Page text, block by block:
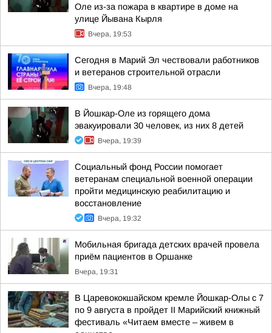
Оле из-за пожара в квартире в доме на
улице Йывана Кырля
Вчера, 19:53
Сегодня в Марий Эл чествовали работников
и ветеранов строительной отрасли
Вчера, 19:48
В Йошкар-Оле из горящего дома
эвакуировали 30 человек, из них 8 детей
Вчера, 19:39
Социальный фонд России помогает
ветеранам специальной военной операции
пройти медицинскую реабилитацию и
восстановление
Вчера, 19:32
Мобильная бригада детских врачей провела
приём пациентов в Оршанке
Вчера, 19:31
В Царевококшайском кремле Йошкар-Олы с 7
по 9 августа в пройдет II Марийский книжный
фестиваль «Читаем вместе – живем в